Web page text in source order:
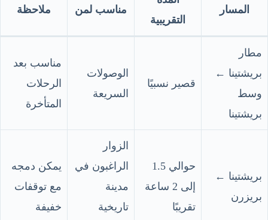
المسار
التقريبية
مناسب لمن ملاحظة
مطار
بريشتينا ←
وسط
بريشتينا
قصير نسبيًا
الوصولات
السريعة
مناسب بعد
الرحلات
المتأخرة
بريشتينا ←
بريزرن
حوالي 1.5
إلى 2 ساعة
تقريبًا
الزوار
الراغبون في
مدينة
تاريخية
يمكن دمجه
مع توقفات
خفيفة